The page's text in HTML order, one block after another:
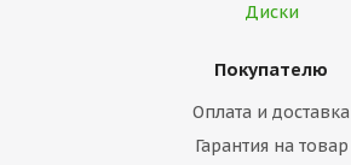
Диски
Покупателю
Оплата и доставка
Гарантия на товар